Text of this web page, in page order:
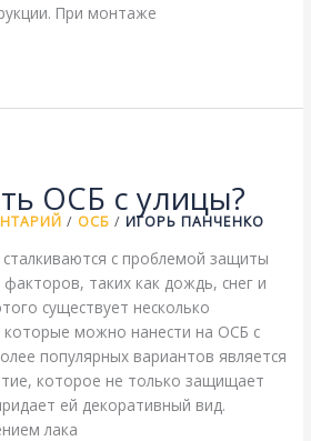
При монтаже
ОСБ с улицы?
/ ОСБ / ИГОРЬ ПАНЧЕНКО
с проблемой защиты
таких как дождь, снег и
существует несколько
которые можно нанести на ОСБ с
популярных вариантов является
которое не только защищает
ей декоративный вид.
лака